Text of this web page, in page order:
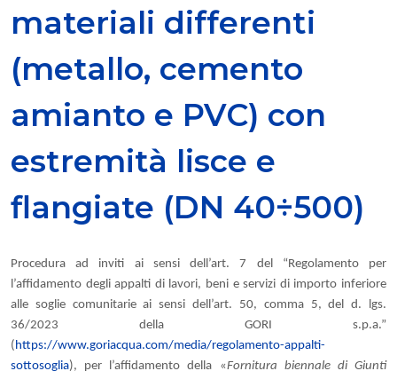
materiali differenti
(metallo, cemento
amianto e PVC) con
estremità lisce e
flangiate (DN 40÷500)
Procedura ad inviti ai sensi dell’art. 7 del “Regolamento per
l’affidamento degli appalti di lavori, beni e servizi di importo inferiore
alle soglie comunitarie ai sensi dell’art. 50, comma 5, del d. lgs.
36/2023 della GORI s.p.a.”
(https://www.goriacqua.com/media/regolamento-appalti-
sottosoglia), per l’affidamento della «Fornitura biennale di Giunti